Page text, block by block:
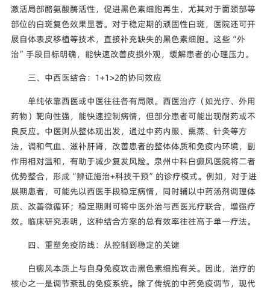
激活局部酪氨酸酶活性，促进黑色素细胞再生，尤其对于面颈部等
部位的白斑复色效果显著。对于稳定期的顽固性白斑，医院还可开
展自体表皮移植等技术，直接补充缺失的黑色素细胞。这些“外
治”手段目标明确，能快速改善皮损外观，缓解患者的心理压力。
三、中西医结合：1+1>2的协同效应
单纯依靠西医或中医往往各有局限。西医治疗（如光疗、外用
药物）靶向性强，能快速控制病情，但部分患者可能出现耐药或不
良反应。中医则从整体观出发，通过中药内服、熏蒸、针灸等方
法，调和气血、滋补肝肾，改善患者的整体体质和免疫内环境，副
作用相对温和，有助于减少复发风险。泉州中科白癜风医院将二者
优势整合，形成“辨证施治+科技干预”的诊疗模式。例如，对于进
展期患者，可能先以西医手段稳定病情，同时辅以中药汤剂调理体
质、改善微循环；稳定期则可将中医外治与西医光疗联合，增强疗
效。临床研究表明，这种结合方案的总有效率往往高于单一疗法。
四、重塑免疫防线：从控制到稳定的关键
白癜风本质上与自身免疫攻击黑色素细胞有关。因此，治疗的
核心之一是调节紊乱的免疫系统。除了传统的中药免疫调节，现代